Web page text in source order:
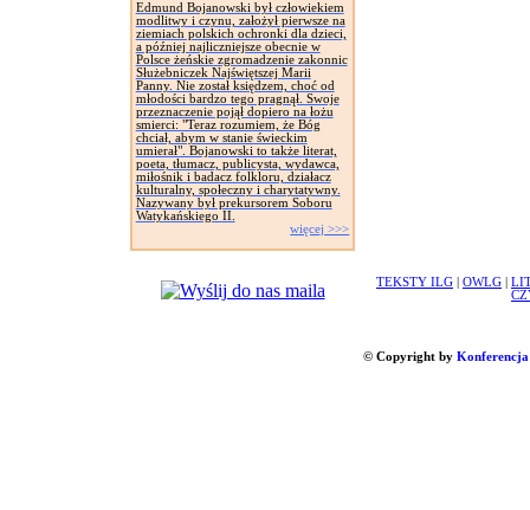
Edmund Bojanowski był człowiekiem
modlitwy i czynu, założył pierwsze na
ziemiach polskich ochronki dla dzieci,
a później najliczniejsze obecnie w
Polsce żeńskie zgromadzenie zakonnic
Służebniczek Najświętszej Marii
Panny. Nie został księdzem, choć od
młodości bardzo tego pragnął. Swoje
przeznaczenie pojął dopiero na łożu
smierci: "Teraz rozumiem, że Bóg
chciał, abym w stanie świeckim
umierał". Bojanowski to także literat,
poeta, tłumacz, publicysta, wydawca,
miłośnik i badacz folkloru, działacz
kulturalny, społeczny i charytatywny.
Nazywany był prekursorem Soboru
Watykańskiego II.
więcej >>>
TEKSTY ILG OWLG
© Copyright by Konferencja